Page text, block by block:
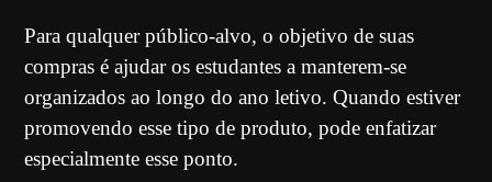
Para qualquer público-alvo, o objetivo de suas
compras é ajudar os estudantes a manterem-se
organizados ao longo do ano letivo. Quando estiver
promovendo esse tipo de produto, pode enfatizar
especialmente esse ponto.